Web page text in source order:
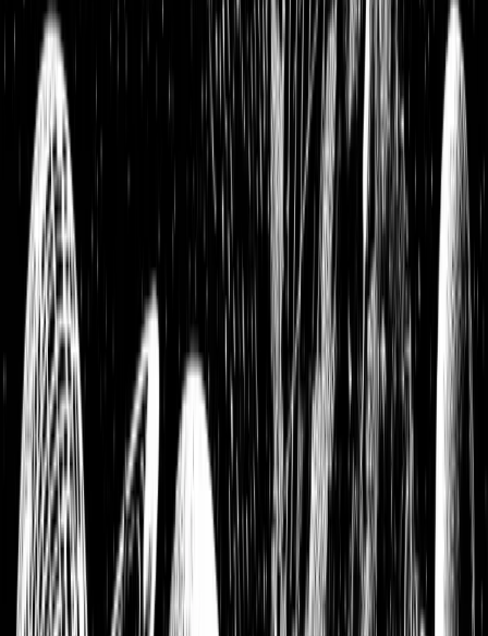
Siemens Healthineers Update: Weltmarktführer in der
Medizintechnik wird durch Übernahme zum Radiologie-
Spezialisten